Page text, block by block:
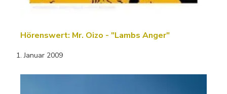
Hörenswert: Mr. Oizo - "Lambs Anger"
1. Januar 2009